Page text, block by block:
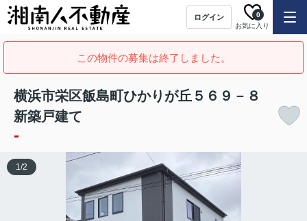
ログイン
お気に入り
0
この物件の募集は終了しました。
横浜市栄区飯島町ひかりが丘５６９－８
新築戸建て
-
1/2